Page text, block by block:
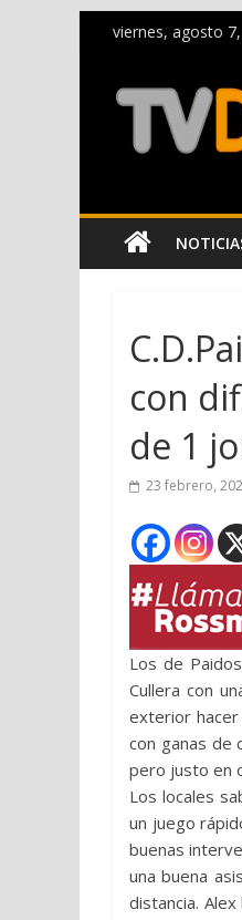
viernes, agosto
con
de 1
23 febrero,
Los de
Cullera con
exterior
con ganas de
pero justo en
Los locales
un juego
buenas
una buena
distancia.